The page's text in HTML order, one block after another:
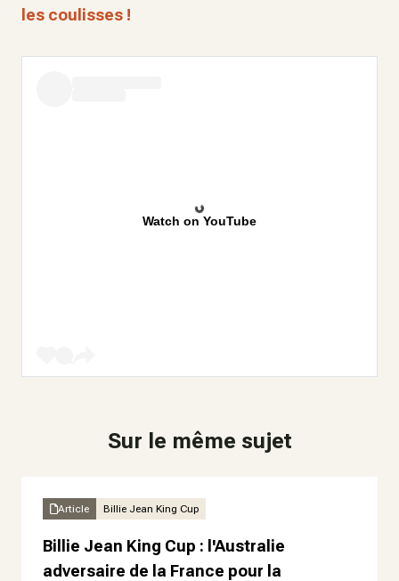
les coulisses !
Watch on YouTube
Sur le même sujet
Article Billie Jean King Cup
Billie Jean King Cup : l'Australie
adversaire de la France pour la